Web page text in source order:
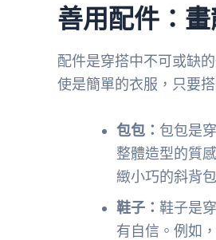
善用配件：
配件是穿搭中不可或缺
使是簡單的衣服，只要
包包： 包包是
整體造型的質
緻小巧的斜背
鞋子： 鞋子是
有自信。例如